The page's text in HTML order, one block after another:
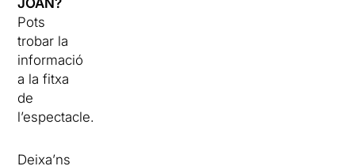
Pots
trobar la
informació
a la fitxa
de
l’espectacle.
Deixa’ns